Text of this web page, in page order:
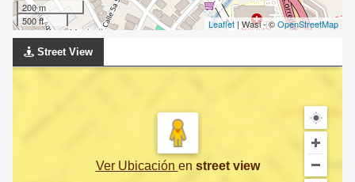
200 m
500 ft
Leaflet| Wasi - ©OpenStreetMap
Street View
Ver Ubicación en street view